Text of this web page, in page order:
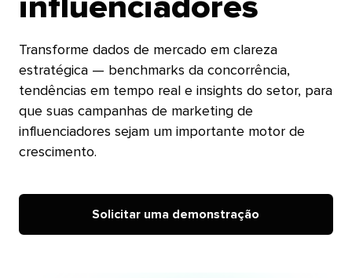
influenciadores​​
Transforme dados de mercado em clareza
estratégica — benchmarks da concorrência,
tendências em tempo real e insights do setor, para
que suas campanhas de marketing de
influenciadores sejam um importante motor de
crescimento.​​
Solicitar uma demonstração​​